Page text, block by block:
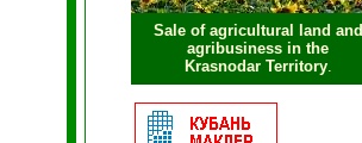
Sale of agricultural land and
agribusiness in the
Krasnodar Territory.